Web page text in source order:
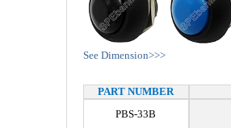
See Dimension>>>
PART NUMBER
PBS-33B